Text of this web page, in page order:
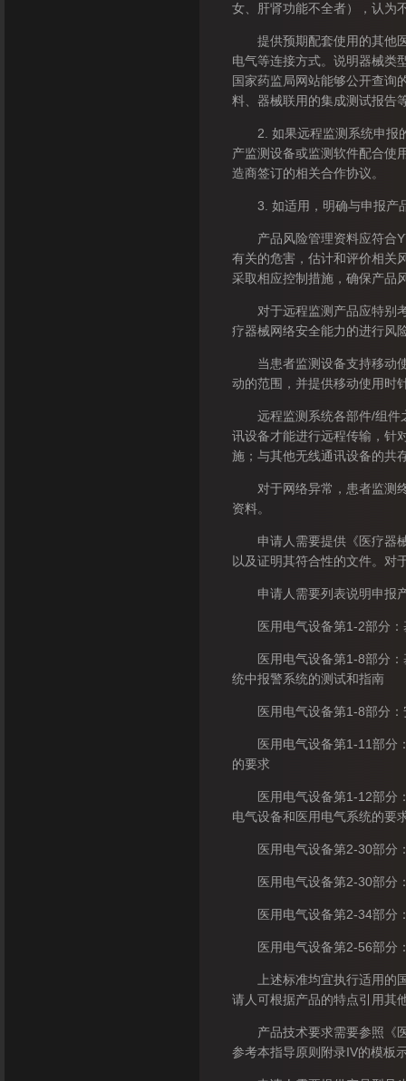
女、肝肾功能不全者），认为
提供预期配套使用的其他医
电气等连接方式。说明器械类
国家药监局网站能够公开查询
料、器械联用的集成测试报告
2. 如果远程监测系统申报的
产监测设备或监测软件配合使
造商签订的相关合作协议。
3. 如适用，明确与申报产品
产品风险管理资料应符合
有关的危害，估计和评价相关
采取相应控制措施，确保产品
对于远程监测产品应特别考
疗器械网络安全能力的进行风
当患者监测设备支持移动使
动的范围，并提供移动使用时
远程监测系统各部件/组件之
讯设备才能进行远程传输，针
施；与其他无线通讯设备的共
对于网络异常，患者监测终
资料。
申请人需要提供《医疗器械
以及证明其符合性的文件。对
申请人需要列表说明申报产
医用电气设备第1-2部分：
医用电气设备第1-8部分：
统中报警系统的测试和指南
医用电气设备第1-8部分：
医用电气设备第1-11部分：
的要求
医用电气设备第1-12部分：
电气设备和医用电气系统的要
医用电气设备第2-30部分：
医用电气设备第2-30部分：
医用电气设备第2-34部分：
医用电气设备第2-56部分：
上述标准均宜执行适用的国
请人可根据产品的特点引用其
产品技术要求需要参照《医
参考本指导原则附录IV的模板